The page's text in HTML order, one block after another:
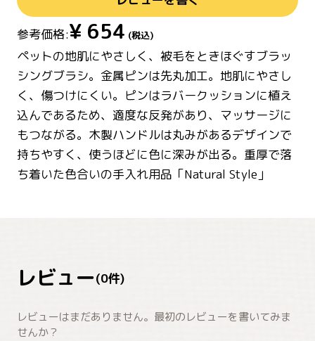
参考価格:¥ 654 (税込)
ペットの地肌にやさしく、被毛をときほぐすブラッ
シングブラシ。金属ピンは先丸加工。地肌にやさし
く、傷つけにくい。ピンはラバークッションに植え
込んであるため、適度な反発があり、マッサージに
もつながる。木製ハンドルは丸みがあるデザインで
持ちやすく、使うほどに色に深みが出る。重厚で落
ち着いた色合いの手入れ用品「Natural Style」
レビュー(0件)
レビューはまだありません。最初のレビューを書いてみま
せんか？